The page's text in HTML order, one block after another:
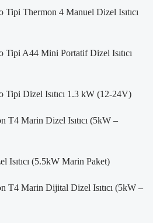
Tipi Thermon 4 Manuel Dizel Isıtıcı
Tipi A44 Mini Portatif Dizel Isıtıcı
Tipi Dizel Isıtıcı 1.3 kW (12-24V)
T4 Marin Dizel Isıtıcı (5kW –
Isıtıcı (5.5kW Marin Paket)
T4 Marin Dijital Dizel Isıtıcı (5kW –